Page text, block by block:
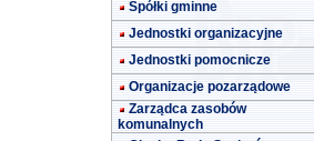
Spółki gminne
Jednostki organizacyjne
Jednostki pomocnicze
Organizacje pozarządowe
Zarządca zasobów
komunalnych